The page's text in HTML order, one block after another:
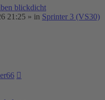
blickdicht
21:25 » in Sprinter 3 (VS30)